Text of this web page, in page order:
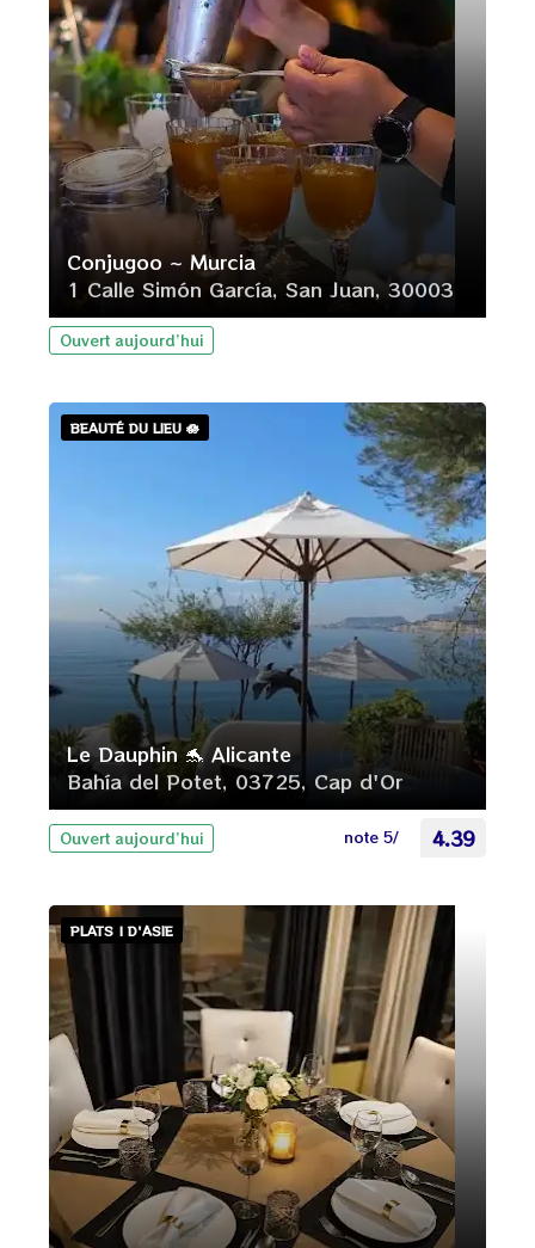
Conjugoo ~ Murcia
1 Calle Simón García, San Juan, 30003
Ouvert aujourd’hui
BEAUTÉ DU LIEU 🪷
Le Dauphin 🐬 Alicante
Bahía del Potet, 03725, Cap d'Or
Ouvert aujourd’hui note 5/ 4.39
PLATS | D'ASIE